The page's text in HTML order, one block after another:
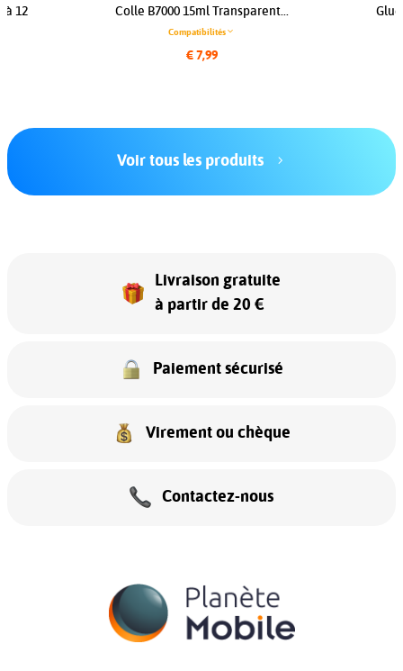
à 12 Colle B7000 15ml Transparent...
Compatibilités
€ 7,99
Voir tous les produits
Livraison gratuite
à partir de 20 €
Paiement sécurisé
Virement ou chèque
Contactez-nous